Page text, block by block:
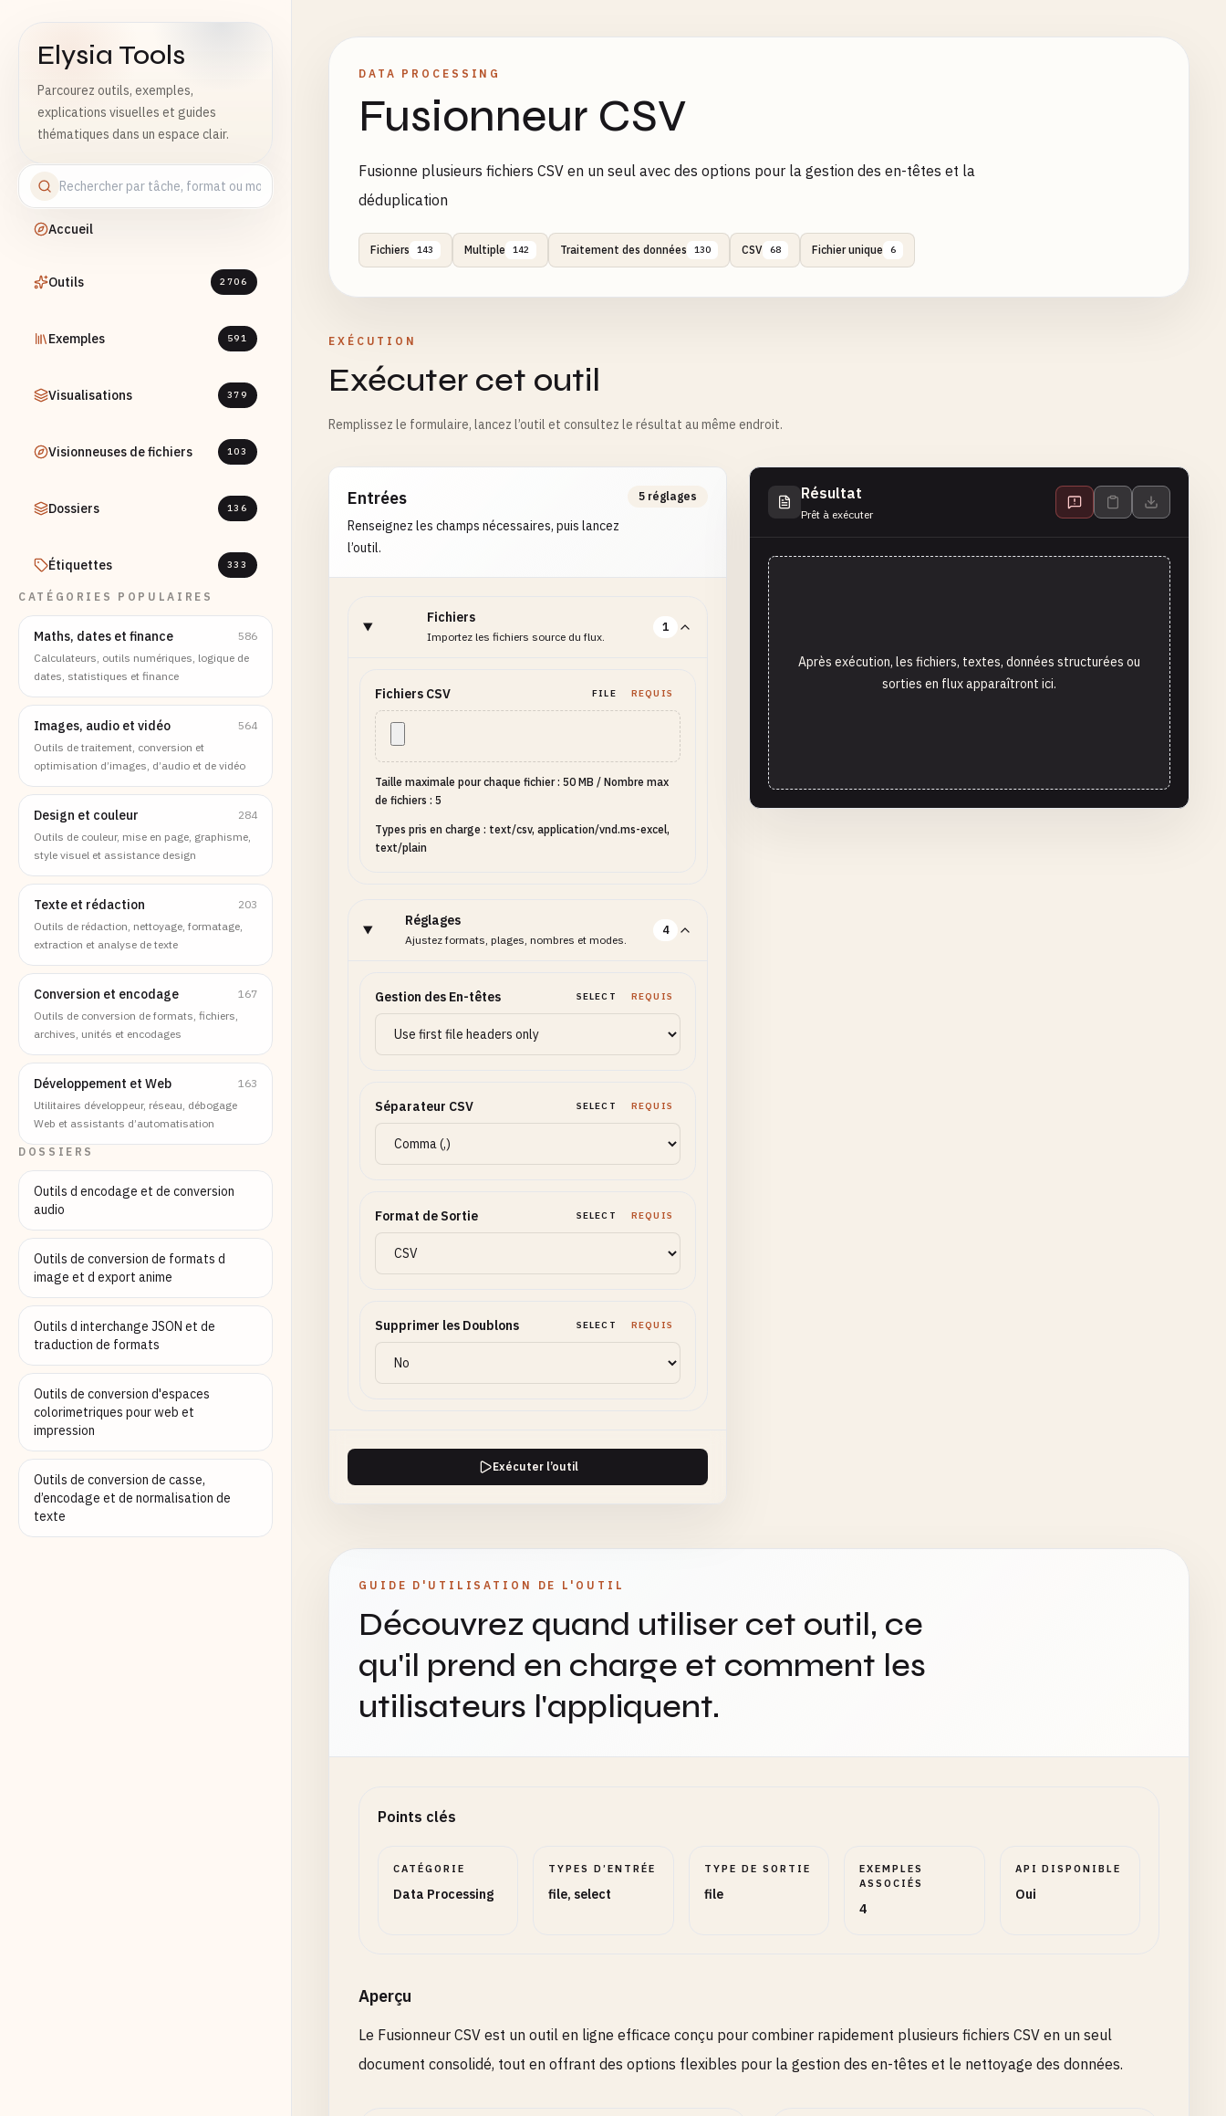
Elysia Tools
Parcourez outils, exemples,
explications visuelles et guides
thématiques dans un espace clair.
Accueil
Outils 2706
Exemples 591
Visualisations 379
Visionneuses de fichiers 103
Dossiers 136
Étiquettes 333
CATÉGORIES POPULAIRES
Maths, dates et finance
586
Calculateurs, outils numériques, logique de
dates, statistiques et finance
Images, audio et vidéo
564
Outils de traitement, conversion et
optimisation d’images, d’audio et de vidéo
Design et couleur
284
Outils de couleur, mise en page, graphisme,
style visuel et assistance design
Texte et rédaction
203
Outils de rédaction, nettoyage, formatage,
extraction et analyse de texte
Conversion et encodage
167
Outils de conversion de formats, fichiers,
archives, unités et encodages
Développement et Web
163
Utilitaires développeur, réseau, débogage
Web et assistants d’automatisation
DOSSIERS
Outils d encodage et de conversion
audio
Outils de conversion de formats d
image et d export anime
Outils d interchange JSON et de
traduction de formats
Outils de conversion d'espaces
colorimetriques pour web et
impression
Outils de conversion de casse,
d’encodage et de normalisation de
texte
DATA PROCESSING
Fusionneur CSV
Fusionne plusieurs fichiers CSV en un seul avec des options pour la gestion des en-têtes et la
déduplication
Fichiers 143 Multiple 142 Traitement des données 130 CSV 68 Fichier unique 6
EXÉCUTION
Exécuter cet outil
Remplissez le formulaire, lancez l’outil et consultez le résultat au même endroit.
Entrées
Renseignez les champs nécessaires, puis lancez
l’outil.
5 réglages
Fichiers
Importez les fichiers source du flux.
1
Fichiers CSV FILE REQUIS
Taille maximale pour chaque fichier : 50 MB / Nombre max
de fichiers : 5
Types pris en charge : text/csv, application/vnd.ms-excel,
text/plain
Réglages
Ajustez formats, plages, nombres et modes.
4
Gestion des En-têtes SELECT REQUIS
Séparateur CSV SELECT REQUIS
Format de Sortie SELECT REQUIS
Supprimer les Doublons SELECT REQUIS
Exécuter l’outil
Résultat
Prêt à exécuter
Après exécution, les fichiers, textes, données structurées ou
sorties en flux apparaîtront ici.
GUIDE D'UTILISATION DE L'OUTIL
Découvrez quand utiliser cet outil, ce
qu'il prend en charge et comment les
utilisateurs l'appliquent.
Points clés
CATÉGORIE
Data Processing
TYPES D’ENTRÉE
file, select
TYPE DE SORTIE
file
EXEMPLES
ASSOCIÉS
4
API DISPONIBLE
Oui
Aperçu
Le Fusionneur CSV est un outil en ligne efficace conçu pour combiner rapidement plusieurs fichiers CSV en un seul
document consolidé, tout en offrant des options flexibles pour la gestion des en-têtes et le nettoyage des données.